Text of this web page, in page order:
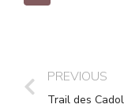
PREVIOUS